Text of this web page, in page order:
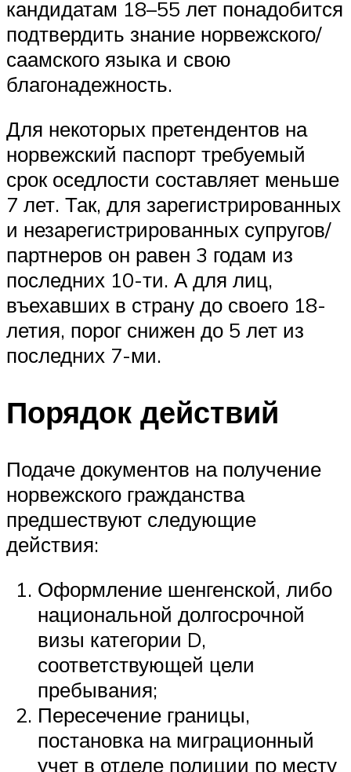
кандидатам 18–55 лет понадобится
подтвердить знание норвежского/
саамского языка и свою
благонадежность.
Для некоторых претендентов на
норвежский паспорт требуемый
срок оседлости составляет меньше
7 лет. Так, для зарегистрированных
и незарегистрированных супругов/
партнеров он равен 3 годам из
последних 10-ти. А для лиц,
въехавших в страну до своего 18-
летия, порог снижен до 5 лет из
последних 7-ми.
Порядок действий
Подаче документов на получение
норвежского гражданства
предшествуют следующие
действия:
Оформление шенгенской, либо
национальной долгосрочной
визы категории D,
соответствующей цели
пребывания;
Пересечение границы,
постановка на миграционный
учет в отделе полиции по месту